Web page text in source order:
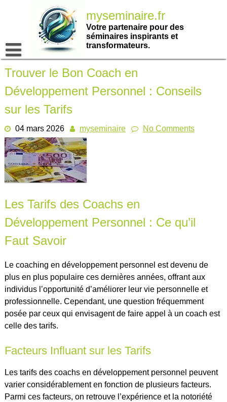
myseminaire.fr
Votre partenaire pour des
séminaires inspirants et
transformateurs.
Trouver le Bon Coach en
Développement Personnel : Conseils
sur les Tarifs
04 mars 2026 myseminaire No Comments
Les Tarifs des Coachs en
Développement Personnel : Ce qu’il
Faut Savoir
Le coaching en développement personnel est devenu de
plus en plus populaire ces dernières années, offrant aux
individus l’opportunité d’améliorer leur vie personnelle et
professionnelle. Cependant, une question fréquemment
posée par ceux qui envisagent de faire appel à un coach est
celle des tarifs.
Facteurs Influant sur les Tarifs
Les tarifs des coachs en développement personnel peuvent
varier considérablement en fonction de plusieurs facteurs.
Parmi ces facteurs, on retrouve l’expérience et la notoriété